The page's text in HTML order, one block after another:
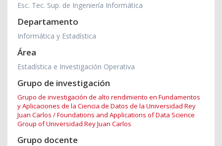
Esc. Tec. Sup. de Ingeniería Informática
Departamento
Informática y Estadística
Área
Estadística e Investigación Operativa
Grupo de investigación
Grupo de investigación de alto rendimiento en Fundamentos
y Aplicaciones de la Ciencia de Datos de la Universidad Rey
Juan Carlos / Foundations and Applications of Data Science
Group of Universidad Rey Juan Carlos
Grupo docente